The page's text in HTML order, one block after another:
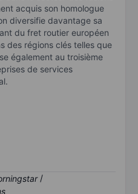
acquis son homologue
diversifie davantage sa
du fret routier européen
des régions clés telles que
également au troisième
de services
/